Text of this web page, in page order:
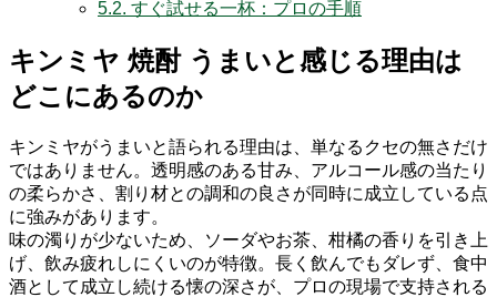
5.2. すぐ試せる一杯：プロの手順
キンミヤ 焼酎 うまいと感じる理由は
どこにあるのか
キンミヤがうまいと語られる理由は、単なるクセの無さだけ
ではありません。透明感のある甘み、アルコール感の当たり
の柔らかさ、割り材との調和の良さが同時に成立している点
に強みがあります。
味の濁りが少ないため、ソーダやお茶、柑橘の香りを引き上
げ、飲み疲れしにくいのが特徴。長く飲んでもダレず、食中
酒として成立し続ける懐の深さが、プロの現場で支持される